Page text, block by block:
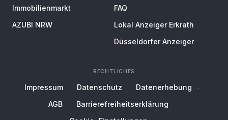
Immobilienmarkt
AZUBI NRW
FAQ
Lokal Anzeiger Erkrath
Düsseldorfer Anzeiger
RECHTLICHES
Impressum Datenschutz
Datenerhebung
AGB
Barrierefreiheitserklärung